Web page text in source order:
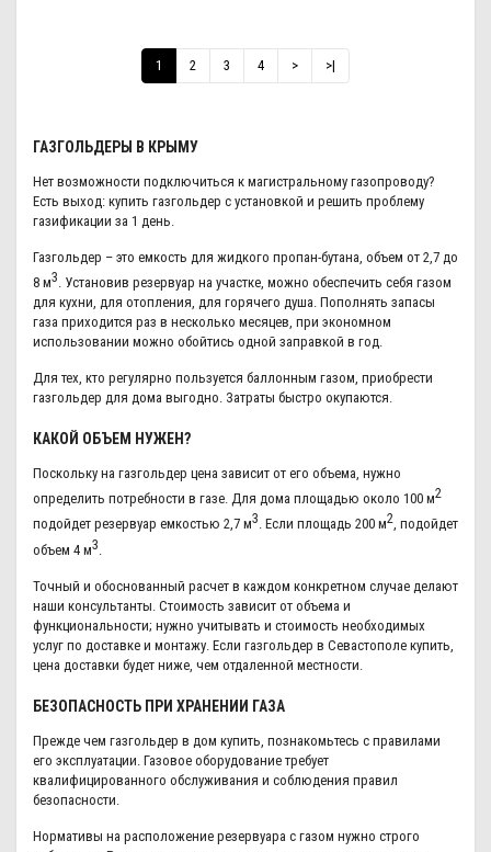
1 2 3 4 > >|
ГАЗГОЛЬДЕРЫ В КРЫМУ
Нет возможности подключиться к магистральному газопроводу?
Есть выход: купить газгольдер с установкой и решить проблему
газификации за 1 день.
Газгольдер – это емкость для жидкого пропан-бутана, объем от 2,7 до
8 м3 . Установив резервуар на участке, можно обеспечить себя газом
для кухни, для отопления , для горячего душа. Пополнять запасы
газа приходится раз в несколько месяцев, при экономном
использовании можно обойтись одной заправкой в год.
Для тех, кто регулярно пользуется баллонным газом, приобрести
газгольдер для дома выгодно. Затраты быстро окупаются.
КАКОЙ ОБЪЕМ НУЖЕН?
Поскольку на газгольдер цена зависит от его объема, нужно
определить потребности в газе. Для дома площадью около 100 м2
подойдет резервуар емкостью 2,7 м3. Если площадь 200 м2, подойдет
объем 4 м3
Точный и обоснованный расчет в каждом конкретном случае делают
наши консультанты. Стоимость зависит от объема и
функциональности; нужно учитывать и стоимость необходимых
услуг по доставке и монтажу. Если газгольдер в Севастополе купить,
цена доставки будет ниже, чем отдаленной местности.
БЕЗОПАСНОСТЬ ПРИ ХРАНЕНИИ ГАЗА
Прежде чем газгольдер в дом купить, познакомьтесь с правилами
его эксплуатации. Газовое оборудование требует
квалифицированного обслуживания и соблюдения правил
безопасности.
Нормативы на расположение резервуара с газом нужно строго